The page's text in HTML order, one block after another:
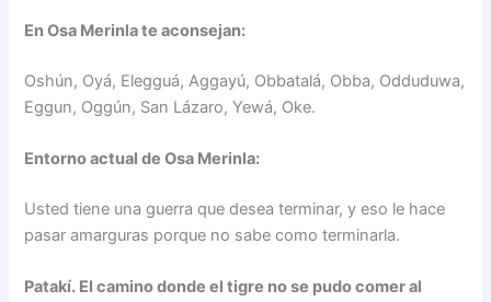
En Osa Merinla te aconsejan:
Oshún, Oyá, Elegguá, Aggayú, Obbatalá, Obba, Odduduwa,
Eggun, Oggún, San Lázaro, Yewá, Oke.
Entorno actual de Osa Merinla:
Usted tiene una guerra que desea terminar, y eso le hace
pasar amarguras porque no sabe como terminarla.
Patakí. El camino donde el tigre no se pudo comer al